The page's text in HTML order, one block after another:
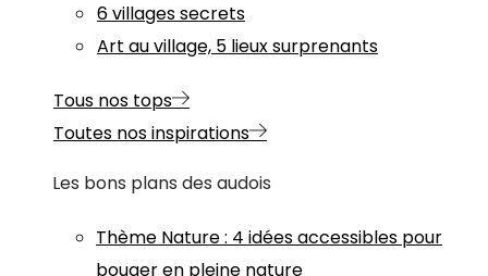
6 villages secrets
Art au village, 5 lieux surprenants
Tous nos tops
Toutes nos inspirations
Les bons plans des audois
Thème Nature: 4 idées accessibles pour
bouger en pleine nature